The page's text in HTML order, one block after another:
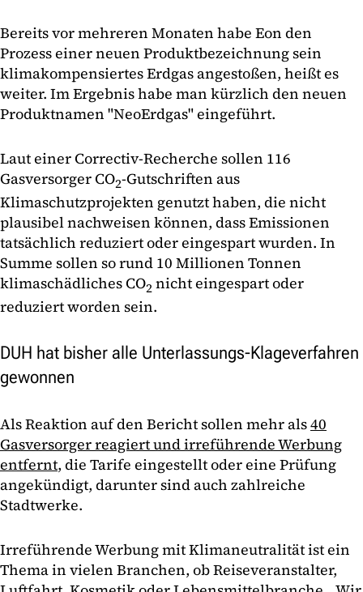
Bereits vor mehreren Monaten habe Eon den
Prozess einer neuen Produktbezeichnung sein
klimakompensiertes Erdgas angestoßen, heißt es
weiter. Im Ergebnis habe man kürzlich den neuen
Produktnamen "NeoErdgas" eingeführt.
Laut einer Correctiv-Recherche sollen 116
Gasversorger CO2-Gutschriften aus
Klimaschutzprojekten genutzt haben, die nicht
plausibel nachweisen können, dass Emissionen
tatsächlich reduziert oder eingespart wurden. In
Summe sollen so rund 10 Millionen Tonnen
klimaschädliches CO2nicht eingespart oder
reduziert worden sein.
DUH hat bisher alle Unterlassungs-Klageverfahren
gewonnen
Als Reaktion auf den Bericht sollen mehr als40
Gasversorger reagiert und irreführende Werbung
entfernt, die Tarife eingestellt oder eine Prüfung
angekündigt, darunter sind auch zahlreiche
Stadtwerke.
Irreführende Werbung mit Klimaneutralität ist ein
Thema in vielen Branchen, ob Reiseveranstalter,